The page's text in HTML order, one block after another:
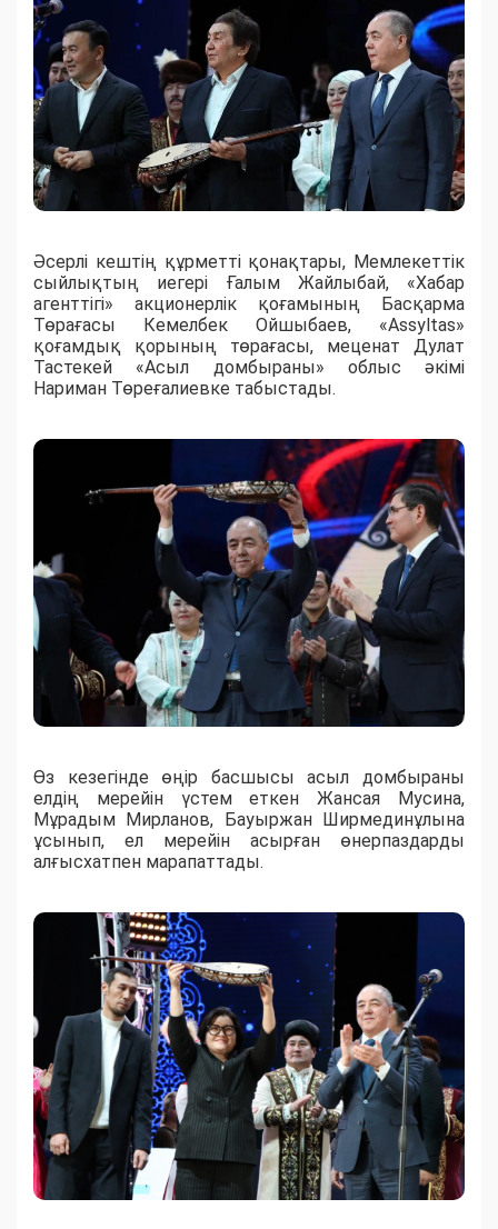
Әсерлі кештің құрметті қонақтары, Мемлекеттік
сыйлықтың иегері Ғалым Жайлыбай, «Хабар
агенттігі» акционерлік қоғамының Басқарма
Төрағасы Кемелбек Ойшыбаев, «Assyltas»
қоғамдық қорының төрағасы, меценат Дулат
Тастекей «Асыл домбыраны» облыс әкімі
Нариман Төреғалиевке табыстады.
Өз кезегінде өңір басшысы асыл домбыраны
елдің мерейін үстем еткен Жансая Мусина,
Мұрадым Мирланов, Бауыржан Ширмединұлына
ұсынып, ел мерейін асырған өнерпаздарды
алғысхатпен марапаттады.